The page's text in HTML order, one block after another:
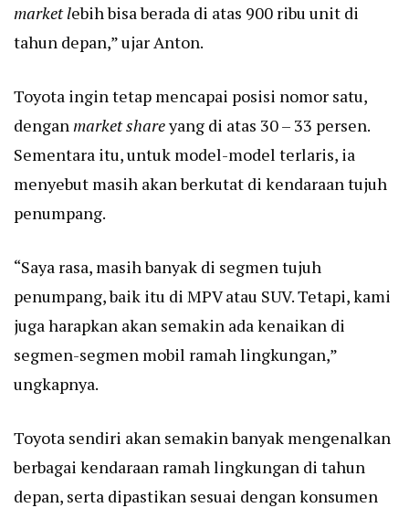
market lebih bisa berada di atas 900 ribu unit di
tahun depan,” ujar Anton.
Toyota ingin tetap mencapai posisi nomor satu,
denganmarket shareyang di atas 30 – 33 persen.
Sementara itu, untuk model-model terlaris, ia
menyebut masih akan berkutat di kendaraan tujuh
penumpang.
“Saya rasa, masih banyak di segmen tujuh
penumpang, baik itu di MPV atau SUV. Tetapi, kami
juga harapkan akan semakin ada kenaikan di
segmen-segmen mobil ramah lingkungan,”
ungkapnya.
Toyota sendiri akan semakin banyak mengenalkan
berbagai kendaraan ramah lingkungan di tahun
depan, serta dipastikan sesuai dengan konsumen